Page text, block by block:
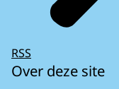
RSS
Over deze site